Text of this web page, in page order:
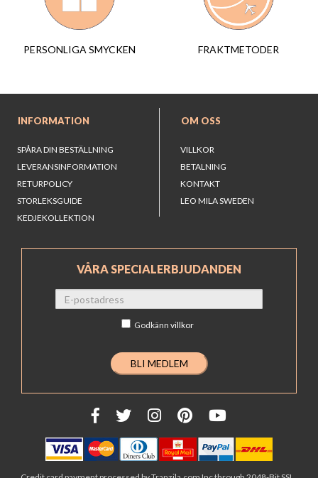
PERSONLIGA SMYCKEN FRAKTMETODER
INFORMATION
SPÅRA DIN BESTÄLLNING
LEVERANSINFORMATION
RETURPOLICY
STORLEKSGUIDE
KEDJEKOLLEKTION
OM OSS
VILLKOR
BETALNING
KONTAKT
LEO MILA SWEDEN
VÅRA SPECIALERBJUDANDEN
Godkänn villkor